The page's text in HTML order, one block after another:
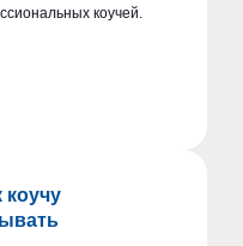
коучей.
коучу